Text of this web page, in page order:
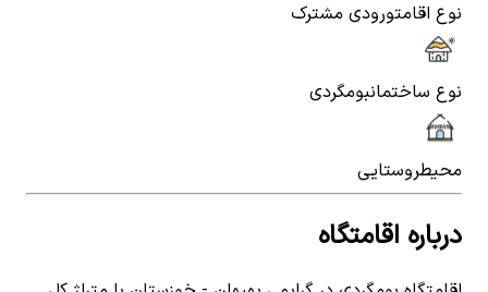
نوع اقامتورودی مشترک
نوع ساختمانبومگردی
محیطروستایی
درباره اقامتگاه